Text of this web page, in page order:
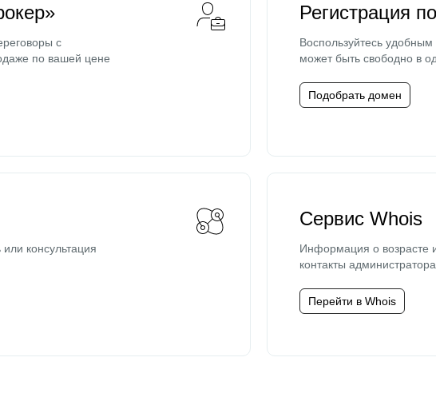
с
по вашей цене
Регистрация
Воспользуйтесь
может быть свободно в
Подобрать домен
консультация
Сервис Whois
Информация о возрасте
контакты администратора.
Перейти в Whois